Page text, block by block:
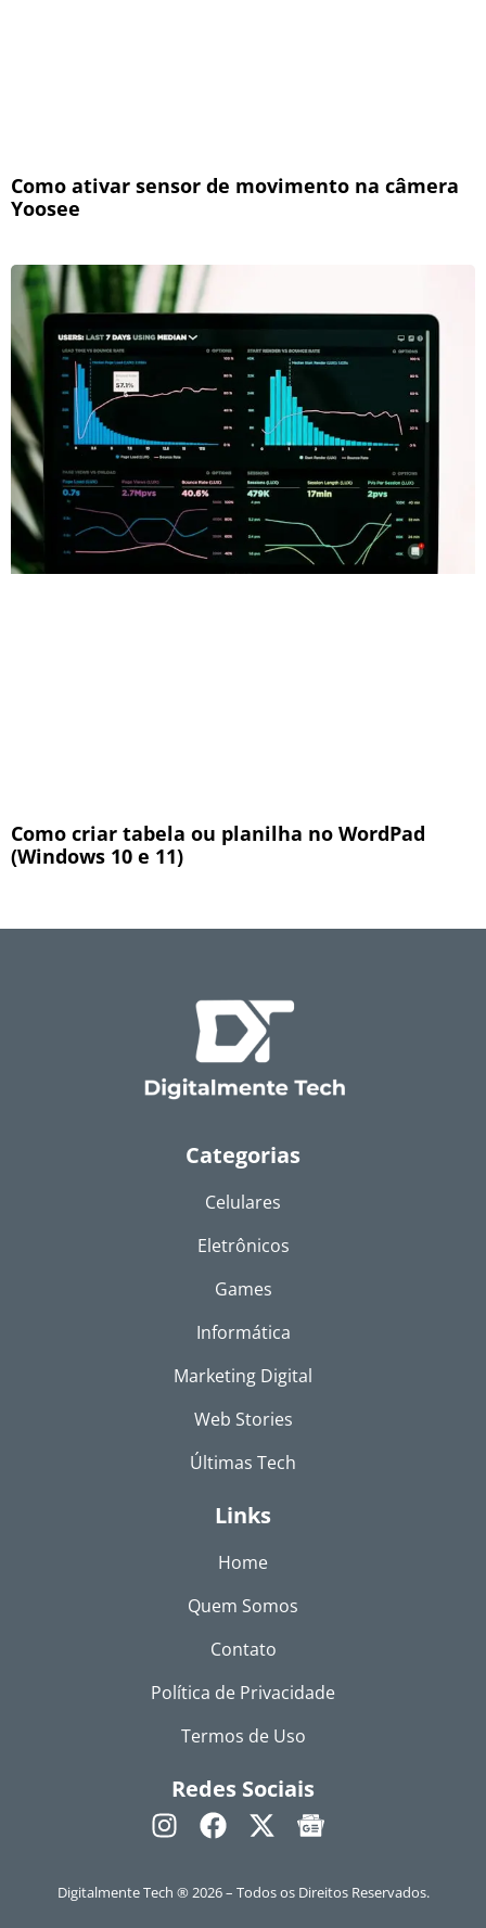
Como ativar sensor de movimento na câmera
Yoosee
Como criar tabela ou planilha no WordPad
(Windows 10 e 11)
Categorias
Celulares
Eletrônicos
Games
Informática
Marketing Digital
Web Stories
Últimas Tech
Links
Home
Quem Somos
Contato
Política de Privacidade
Termos de Uso
Redes Sociais
Digitalmente Tech ® 2026 – Todos os Direitos Reservados.